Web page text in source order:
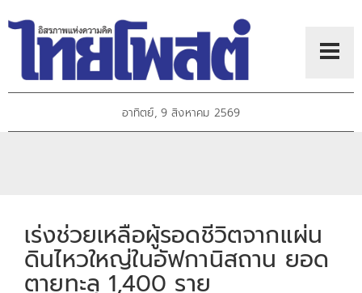
อาทิตย์, 9 สิงหาคม 2569
เร่งช่วยเหลือผู้รอดชีวิตจากแผ่น
ดินไหวใหญ่ในอัฟกานิสถาน ยอด
ตายทะลุ 1,400 ราย